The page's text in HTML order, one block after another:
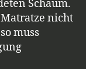
Schaum.
nicht
muss